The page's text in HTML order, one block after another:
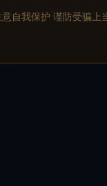
自我保护 谨防受骗